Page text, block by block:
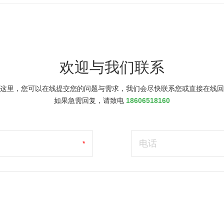
欢迎与我们联系
里，您可以在线提交您的问题与需求，我们会尽快联系您或直接在线
如果急需回复，请致电 18606518160
* 电话